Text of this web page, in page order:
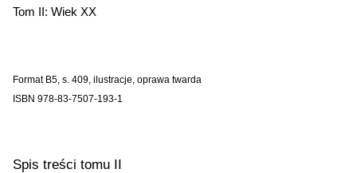
Tom II: Wiek XX
Format B5, s. 409, ilustracje, oprawa twarda
ISBN 978-83-7507-193-1
Spis treści tomu II